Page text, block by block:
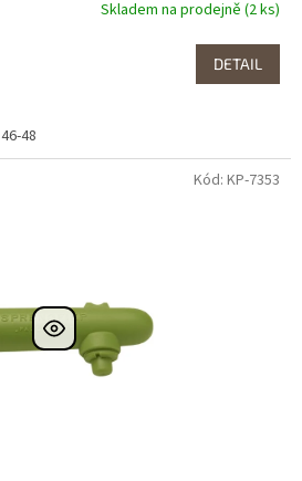
Skladem na prodejně (2 ks)
DETAIL
46-48
Kód: KP-7353